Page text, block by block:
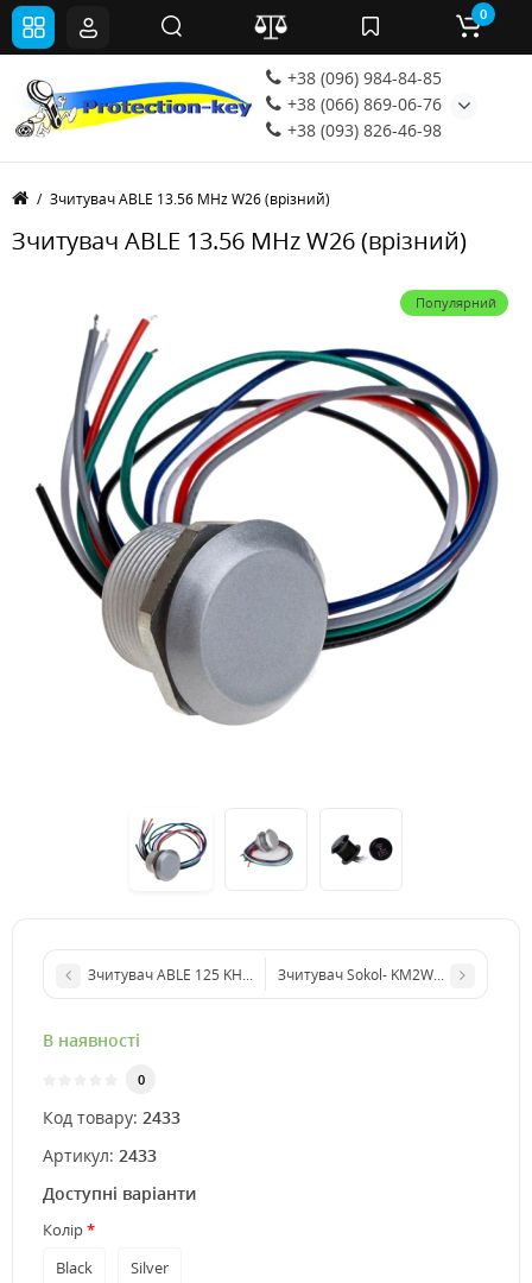
+38 (096) 984-84-85
+38 (066) 869-06-76
+38 (093) 826-46-98
0
Зчитувач ABLE 13.56 MHz W26 (врізний)
Зчитувач ABLE 13.56 MHz W26 (врізний)
Популярний
Зчитувач ABLE 125 KHz W26 (врізний)Зчитувач Sokol- KM2W білий
В наявності
0
Код товару: 2433
Артикул: 2433
Доступні варіанти
Колір
Black
Silver